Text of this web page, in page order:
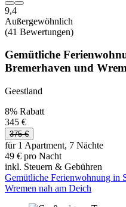
9,4
Außergewöhnlich
(41 Bewertungen)
Gemütliche
Bremerhaven und
Geestland
8% Rabatt
345 €
375 €
für 1 Apartment, 7 Nächte
49 € pro Nacht
inkl. Steuern & Gebühren
Gemütliche Ferienwohnung in
Wremen nah am Deich